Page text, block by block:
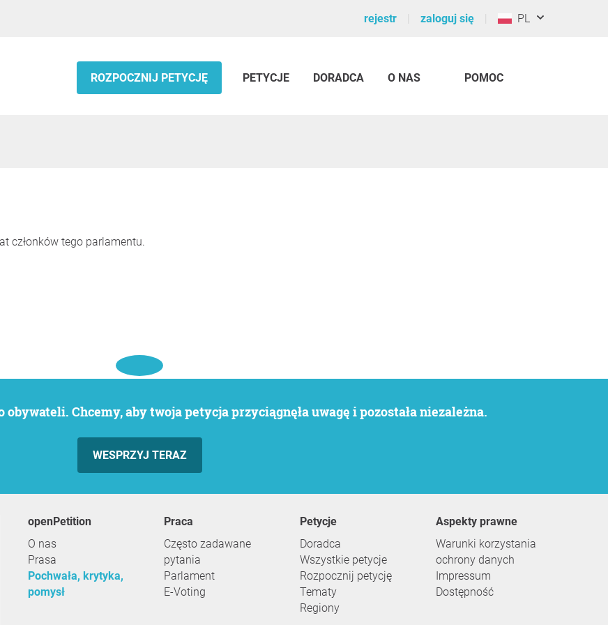
rejestr zaloguj się PL
ROZPOCZNIJ PETYCJĘ PETYCJE DORADCA O NAS POMOC
członków tego parlamentu.
obywateli. Chcemy, aby twoja petycja przyciągnęła uwagę i pozostała niezależna.
WESPRZYJ TERAZ
openPetition
O nas
Prasa
Pochwała, krytyka,
pomysł
praca
Często zadawane
pytania
Parlament
E-Voting
Petycje
Doradca
Wszystkie petycje
Rozpocznij petycję
Tematy
Regiony
Aspekty prawne
Warunki korzystania
ochrony danych
Impressum
Dostępność